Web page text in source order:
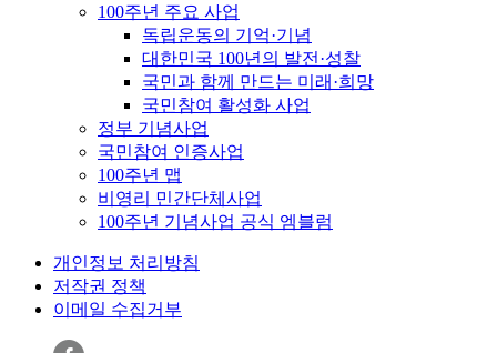
100주년 주요 사업
독립운동의 기억·기념
대한민국 100년의 발전·성찰
국민과 함께 만드는 미래·희망
국민참여 활성화 사업
정부 기념사업
국민참여 인증사업
100주년 맵
비영리 민간단체사업
100주년 기념사업 공식 엠블럼
개인정보 처리방침
저작권 정책
이메일 수집거부